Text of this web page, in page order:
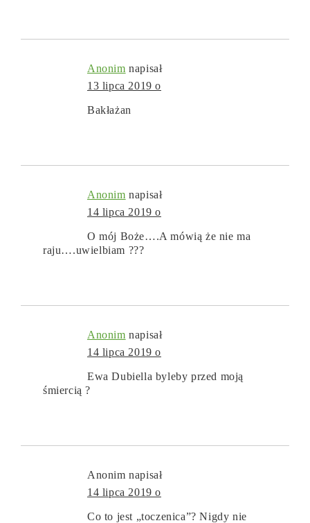
Anonim napisał
13 lipca 2019 o
Bakłażan
Anonim napisał
14 lipca 2019 o
O mój Boże….A mówią że nie ma
raju….uwielbiam ???
Anonim napisał
14 lipca 2019 o
Ewa Dubiella byleby przed moją
śmiercią ?
Anonim napisał
14 lipca 2019 o
Co to jest „toczenica”? Nigdy nie